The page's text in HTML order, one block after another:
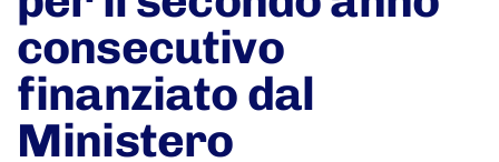
consecutivo
finanziato dal
Ministero